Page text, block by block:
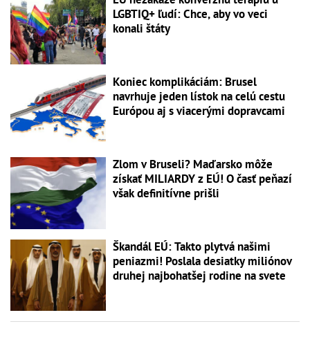
LGBTIQ+ ľudí: Chce, aby vo veci
konali štáty
Koniec komplikáciám: Brusel
navrhuje jeden lístok na celú cestu
Európou aj s viacerými dopravcami
Zlom v Bruseli? Maďarsko môže
získať MILIARDY z EÚ! O časť peňazí
však definitívne prišli
Škandál EÚ: Takto plytvá našimi
peniazmi! Poslala desiatky miliónov
druhej najbohatšej rodine na svete